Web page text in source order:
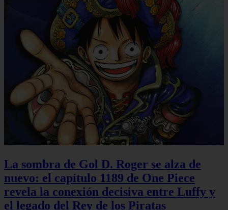
La sombra de Gol D. Roger se alza de
nuevo: el capítulo 1189 de One Piece
revela la conexión decisiva entre Luffy y
el legado del Rey de los Piratas